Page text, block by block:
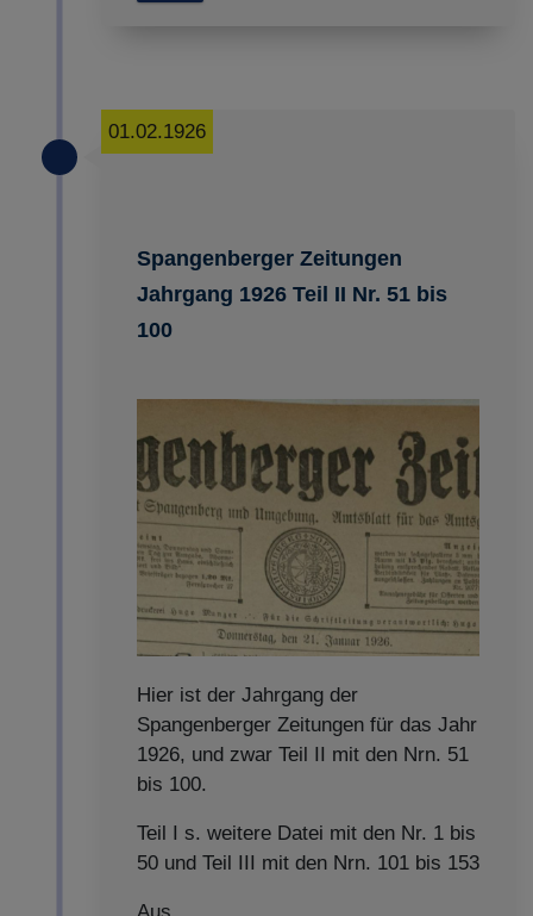
Spangenberger Zeitungen
Jahrgang 1926 Teil II Nr. 51 bis
100
01.02.1926
Hier ist der Jahrgang der
Spangenberger Zeitungen für das Jahr
1926, und zwar Teil II mit den Nrn. 51
bis 100.
Teil I s. weitere Datei mit den Nr. 1 bis
50 und Teil III mit den Nrn. 101 bis 153